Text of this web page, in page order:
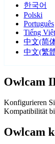
한국어
Polski
Português
Tiếng Việt
中文(简
中文(繁
Owlcam
Konfigurieren
Kompatibilität
Owlcam